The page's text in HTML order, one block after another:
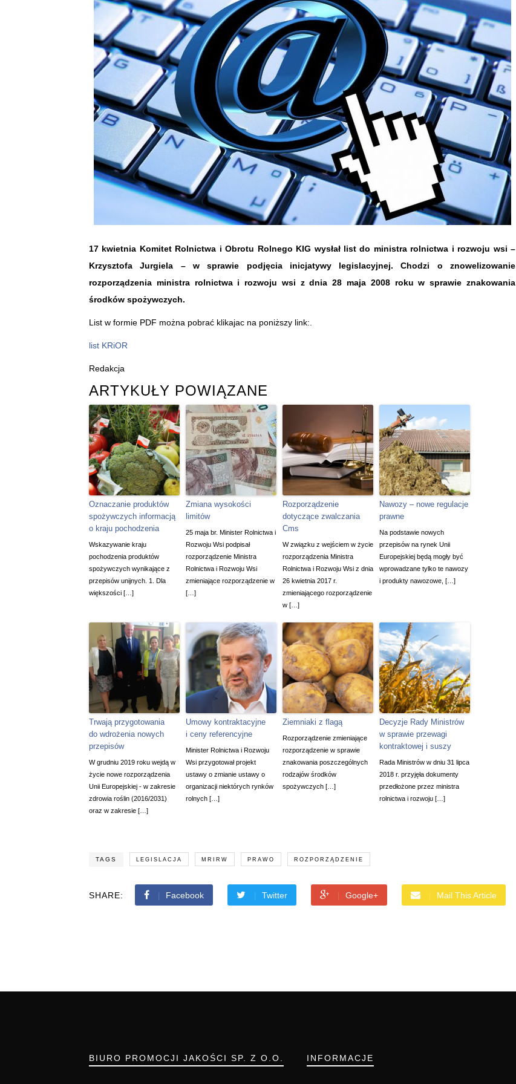
17 kwietnia Komitet Rolnictwa i Obrotu Rolnego KIG wysłał list do ministra rolnictwa i rozwoju wsi –
Krzysztofa Jurgiela – w sprawie podjęcia inicjatywy legislacyjnej. Chodzi o znowelizowanie
rozporządzenia ministra rolnictwa i rozwoju wsi z dnia 28 maja 2008 roku w sprawie znakowania
środków spożywczych.
List w formie PDF można pobrać klikajac na poniższy link:.
list KRiOR
Redakcja
ARTYKUŁY POWIĄZANE
Oznaczanie produktów
spożywczych informacją
o kraju pochodzenia
Wskazywanie kraju
pochodzenia produktów
spożywczych wynikające z
przepisów unijnych. 1. Dla
większości […]
Zmiana wysokości
limitów
25 maja br. Minister Rolnictwa i
Rozwoju Wsi podpisał
rozporządzenie Ministra
Rolnictwa i Rozwoju Wsi
zmieniające rozporządzenie w
[…]
Rozporządzenie
dotyczące zwalczania
Cms
W związku z wejściem w życie
rozporządzenia Ministra
Rolnictwa i Rozwoju Wsi z dnia
26 kwietnia 2017 r.
zmieniającego rozporządzenie
w […]
Nawozy – nowe regulacje
prawne
Na podstawie nowych
przepisów na rynek Unii
Europejskiej będą mogły być
wprowadzane tylko te nawozy
i produkty nawozowe, […]
Trwają przygotowania
do wdrożenia nowych
przepisów
W grudniu 2019 roku wejdą w
życie nowe rozporządzenia
Unii Europejskiej - w zakresie
zdrowia roślin (2016/2031)
oraz w zakresie […]
Umowy kontraktacyjne
i ceny referencyjne
Minister Rolnictwa i Rozwoju
Wsi przygotował projekt
ustawy o zmianie ustawy o
organizacji niektórych rynków
rolnych […]
Ziemniaki z flagą
Rozporządzenie zmieniające
rozporządzenie w sprawie
znakowania poszczególnych
rodzajów środków
spożywczych […]
Decyzje Rady Ministrów
w sprawie przewagi
kontraktowej i suszy
Rada Ministrów w dniu 31 lipca
2018 r. przyjęła dokumenty
przedłożone przez ministra
rolnictwa i rozwoju […]
TAGS LEGISLACJA MRIRW PRAWO ROZPORZĄDZENIE
SHARE: Facebook Twitter Google+ Mail This Article
BIURO PROMOCJI JAKOŚCI SP. Z O.O. INFORMACJE